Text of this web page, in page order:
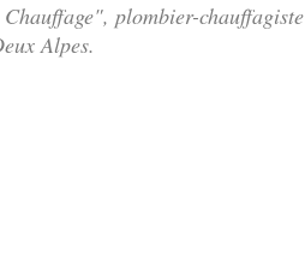
plombier-chauffagiste
Alpes.